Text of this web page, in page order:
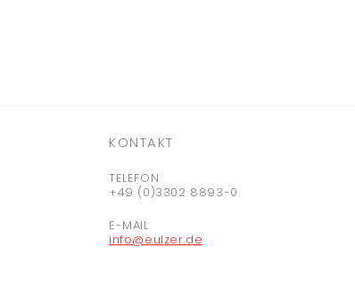
KONTAKT
TELEFON
+49 (0)3302 8893-0
E-MAIL
info@eulzer.de